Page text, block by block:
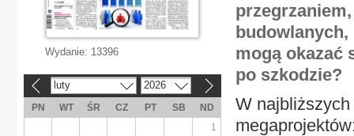
budowlanych,
mogą okazać
po szkodzie?
W
Wydanie: 13396
luty 2026
PN WT ŚR CZ PT SB
ND
1